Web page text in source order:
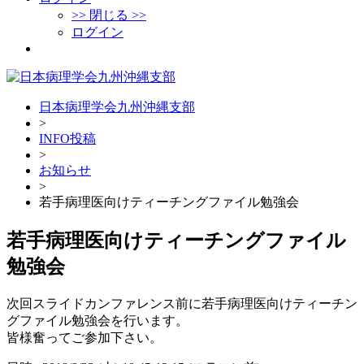
>> 閉じる >>
ログイン
日本病理学会九州沖縄支部
>
INFO投稿
>
お知らせ
>
若手病理医向けティーチングファイル勉強会
若手病理医向けティーチングファイル
勉強会
次回スライドカンファレンス前に若手病理医向けティーチン
グファイル勉強会を行います。
皆様奮ってご参加下さい。